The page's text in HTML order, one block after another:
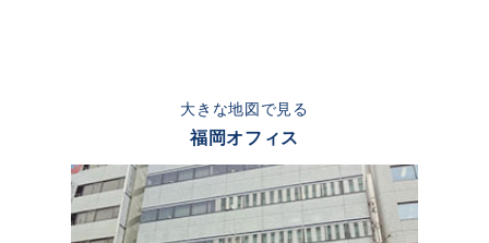
大きな地図で見る
福岡オフィス